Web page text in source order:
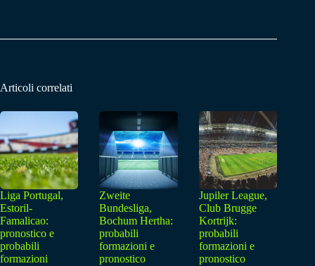
Articoli correlati
Liga Portugal,
Estoril-
Famalicao:
pronostico e
probabili
formazioni
Zweite
Bundesliga,
Bochum Hertha:
probabili
formazioni e
pronostico
Jupiler League,
Club Brugge
Kortrijk:
probabili
formazioni e
pronostico